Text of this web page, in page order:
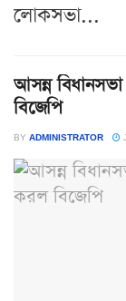
লোকসভা...
আসন্ন বিধানসভা
বিজেপি
BY ADMINISTRATOR